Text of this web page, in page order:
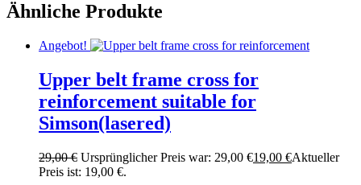
Ähnliche Produkte
Angebot!
Upper belt frame cross for
reinforcement suitable for
Simson(lasered)
29,00€ Ursprünglicher Preis war: 29,00 €19,00 €Aktueller
Preis ist: 19,00 €.